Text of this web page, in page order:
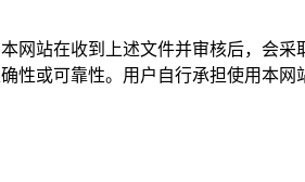
网站在收到上述文件并审核后，会采
性或可靠性。用户自行承担使用本网